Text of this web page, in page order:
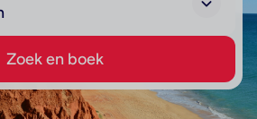
Zoek en boek